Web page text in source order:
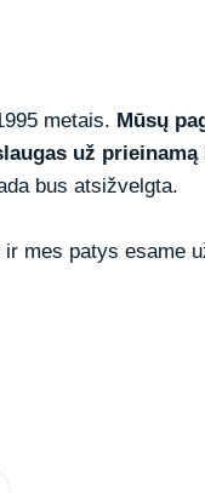
metais. Mūsų
už prieinamą
bus atsižvelgta.
mes patys esame